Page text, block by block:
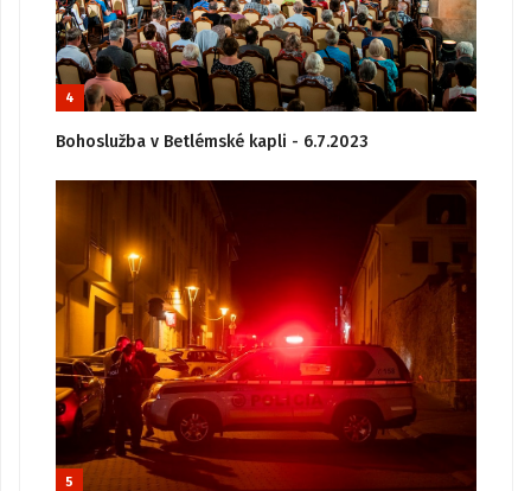
4
Bohoslužba v Betlémské kapli - 6.7.2023
5